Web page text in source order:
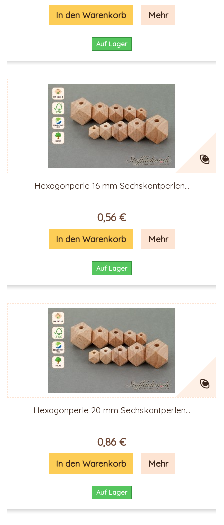
In den Warenkorb Mehr
Auf Lager
Hexagonperle 16 mm Sechskantperlen...
0,56 €
In den Warenkorb Mehr
Auf Lager
Hexagonperle 20 mm Sechskantperlen...
0,86 €
In den Warenkorb Mehr
Auf Lager